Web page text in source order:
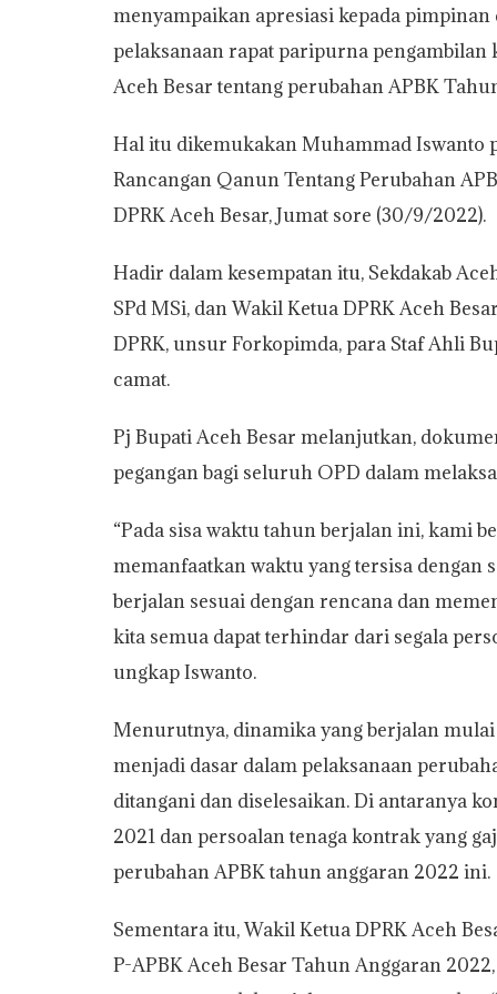
t
s
p
p
e
b
o
k
t
t
r
y
L
n
k
i
l
n
t
r
e
menyampaikan apresiasi kepada pimpinan
pelaksanaan rapat paripurna
Aceh Besar tentang perubahan APBK
Hal itu dikemukakan Muhammad Iswanto
Rancangan Qanun Tentang Perubahan
DPRK Aceh Besar, Jumat sore (30/9/2022).
Hadir dalam kesempatan itu, Sekdakab
SPd MSi, dan Wakil Ketua DPRK Aceh
DPRK, unsur Forkopimda, para Staf Ahli
camat.
Pj Bupati Aceh Besar melanjutkan,
pegangan bagi seluruh OPD dalam
“Pada sisa waktu tahun berjalan ini, kami
memanfaatkan waktu yang tersisa dengan
berjalan sesuai dengan rencana dan
kita semua dapat terhindar dari segala
ungkap Iswanto.
Menurutnya, dinamika yang berjalan
menjadi dasar dalam pelaksanaan
ditangani dan diselesaikan. Di antaranya
2021 dan persoalan tenaga kontrak yang
perubahan APBK tahun anggaran 2022 ini.
Sementara itu, Wakil Ketua DPRK Aceh
P-APBK Aceh Besar Tahun Anggaran